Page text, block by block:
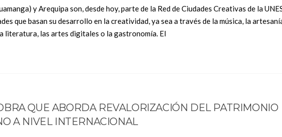
y Arequipa son, desde hoy, parte de la Red de Ciudades Creativas de la
que basan su desarrollo en la creatividad, ya sea a través de la música, la
literatura, las artes digitales o la gastronomía. El
QUE ABORDA REVALORIZACIÓN DEL PATRIMONIO
A NIVEL INTERNACIONAL